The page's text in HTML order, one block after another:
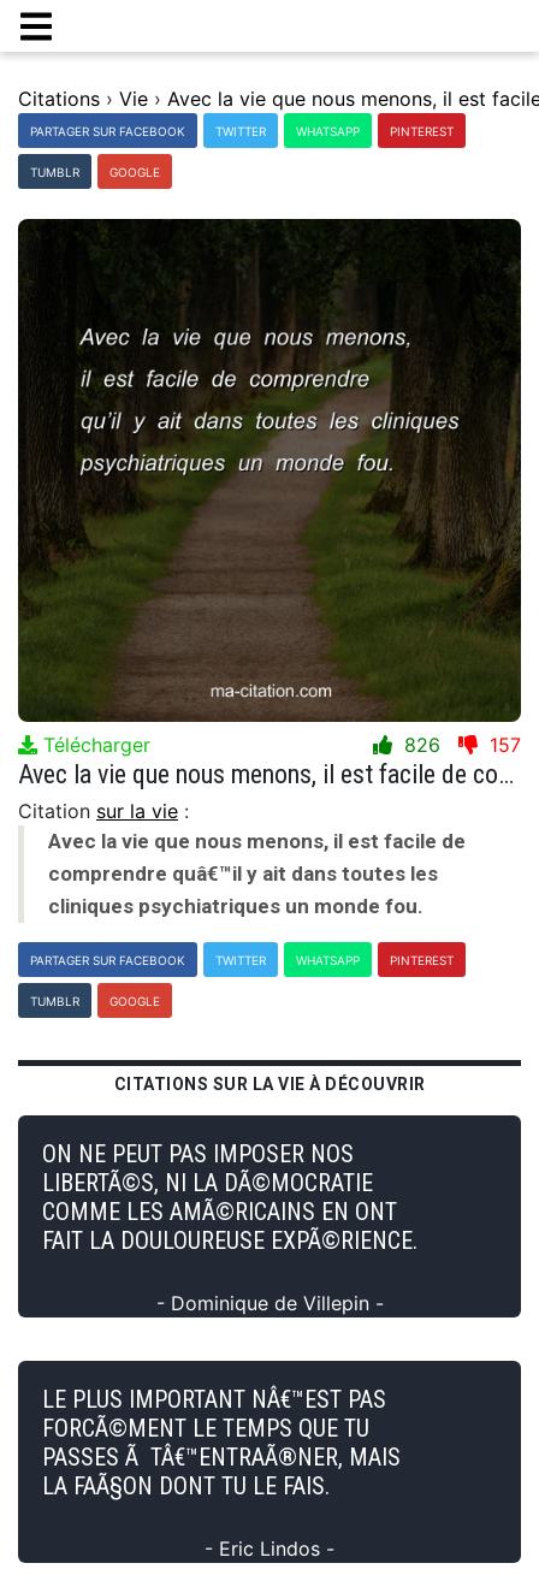
Citations › Vie ›
PARTAGER SUR FACEBOOK TWITTER WHATSAPP PINTEREST
TUMBLR GOOGLE
Télécharger 826 157
Avec la vie que nous menons, il est facile de comprendre quâ€™il y ait dans toutes les cliniques psychiatriques un monde fou.
Citation sur la vie :
Avec la vie que nous menons, il est facile de
comprendre quâ€™il y ait dans toutes les
cliniques psychiatriques un monde fou.
PARTAGER SUR FACEBOOK TWITTER WHATSAPP PINTEREST
TUMBLR GOOGLE
CITATIONS SUR LA VIE À DÉCOUVRIR
ON NE PEUT PAS IMPOSER NOS
LIBERTÃ©S, NI LA DÃ©MOCRATIE
COMME LES AMÃ©RICAINS EN ONT
FAIT LA DOULOUREUSE EXPÃ©RIENCE.
- Dominique de Villepin -
LE PLUS IMPORTANT NÂ€™EST PAS
FORCÃ©MENT LE TEMPS QUE TU
PASSES Ã TÂ€™ENTRAÃ®NER, MAIS
LA FAÃ§ON DONT TU LE FAIS.
- Eric Lindos -